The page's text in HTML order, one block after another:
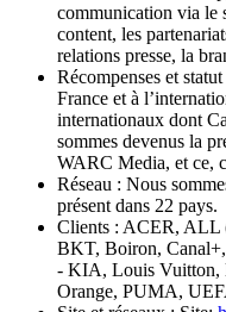
communication via le
content, les
relations presse, la
Récompenses et
France et à
internationaux dont
sommes devenus la
WARC Media, et ce,
Réseau : Nous
présent dans 22 pays.
Clients : ACER, ALL
BKT, Boiron,
- KIA, Louis Vuitton,
Orange, PUMA,